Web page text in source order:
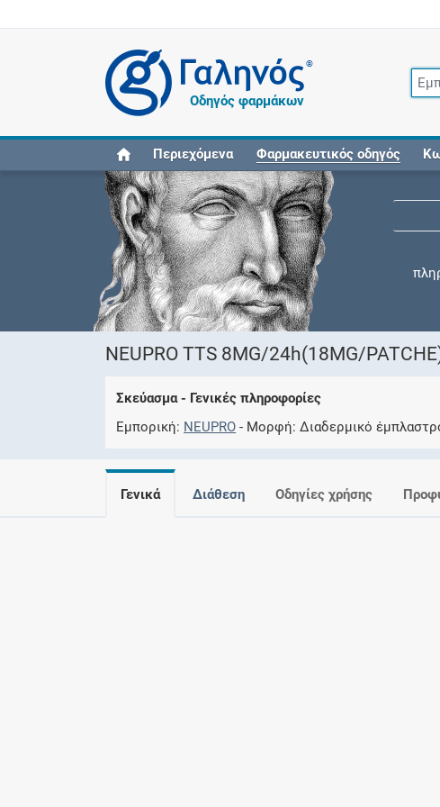
®
Οδηγός φαρμάκων
Περιεχόμενα Φαρμακευτικός οδηγός
NEUPRO TTS 8MG/24h(18MG/
Σκεύασμα - Γενικές πληροφορίες
Εμπορική NEUPRO Μορφή Διαδερμικό
Γενικά Διάθεση Οδηγίες χρήσης